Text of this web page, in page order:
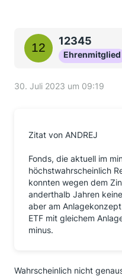
12345
Ehrenmitglied
30. Juli 2023 um 09:19
Zitat von ANDREJ
Fonds, die aktuell im
höchstwahrscheinlich
konnten wegen dem
anderthalb Jahren
aber am
ETF mit gleichem
minus.
Wahrscheinlich nicht